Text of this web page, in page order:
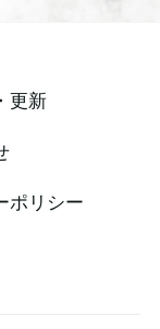
更新
ポリシー